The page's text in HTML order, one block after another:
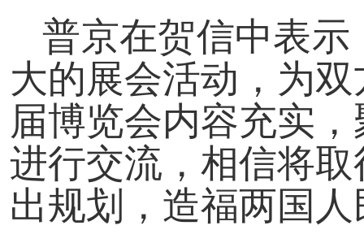
普京在贺信中表
大的展会活动，为
届博览会内容充实
进行交流，相信将
出规划，造福两国人